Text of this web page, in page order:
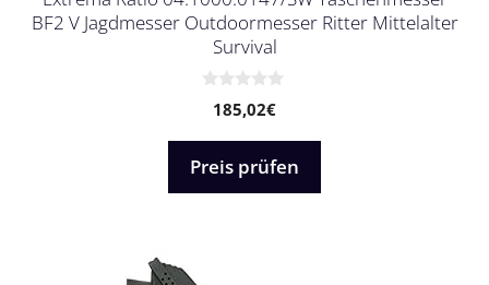
BF2 V Jagdmesser Outdoormesser Ritter Mittelalter
Survival
n
5
185,02€
Preis prüfen